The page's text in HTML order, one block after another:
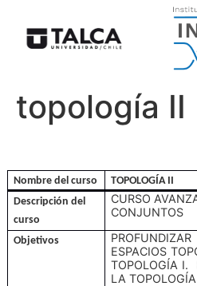
topología II
Nombre del curso
TOPOLOGÍA II
Descripción del
curso
CURSO
CONJUNTOS
Objetivos
ESPACIOS
TOPOLOGÍA I.
LA